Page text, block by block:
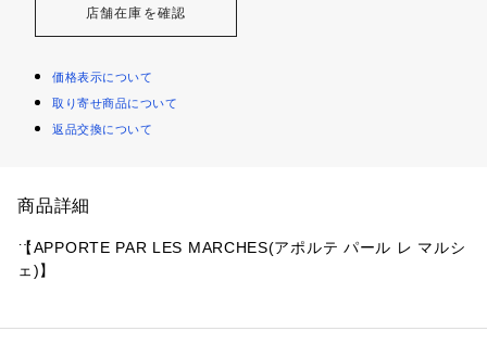
店舗在庫を確認
価格表示について
取り寄せ商品について
返品交換について
商品詳細
【APPORTE PAR LES MARCHES(アポルテ パール レ マルシ
ェ)】